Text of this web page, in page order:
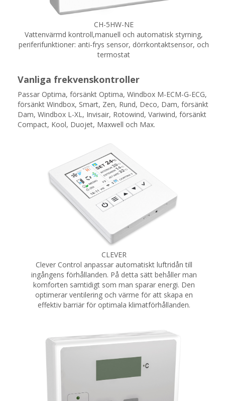
CH-5HW-NE
Vattenvärmd kontroll,manuell och automatisk styrning,
periferifunktioner: anti-frys sensor, dörrkontaktsensor, och
termostat
Vanliga frekvenskontroller
Passar Optima, försänkt Optima, Windbox M-ECM-G-ECG,
försänkt Windbox, Smart, Zen, Rund, Deco, Dam, försänkt
Dam, Windbox L-XL, Invisair, Rotowind, Variwind, försänkt
Compact, Kool, Duojet, Maxwell och Max.
CLEVER
Clever Control anpassar automatiskt luftridån till
ingångens förhållanden. På detta sätt behåller man
komforten samtidigt som man sparar energi. Den
optimerar ventilering och värme för att skapa en
effektiv barriär för optimala klimatförhållanden.